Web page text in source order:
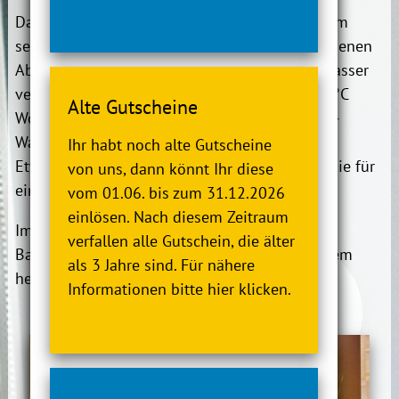
Alte Gutscheine
Ihr habt noch alte Gutscheine
von uns, dann könnt Ihr diese
vom 01.06. bis zum 31.12.2026
einlösen. Nach diesem Zeitraum
verfallen alle Gutschein, die älter
als 3 Jahre sind. Für nähere
Informationen bitte hier klicken.
Das Moor im Gesundheitszentrum wird aus dem
sechs Kilometer entfernten Ahlenmoor von eigenen
Abbauflächen gewonnen, mit kristallklarem Wasser
vermischt und für jeden Gast frisch, mit ca. 42°C
Wohlfühl-Temperatur, in hygienische Edelstahl-
Wannen eingelassen.
Etwa eine Stunde inklusive Nachruhe sollten Sie für
ein Moorbad einplanen.
Im Gesundheitszentrum können ambulante
Badekuren oder einzelne Anwendungen mit dem
heimischen Moor durchgeführt werden.